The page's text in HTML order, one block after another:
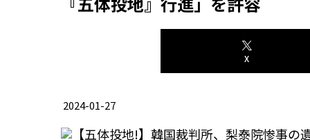
X
2024-01-27